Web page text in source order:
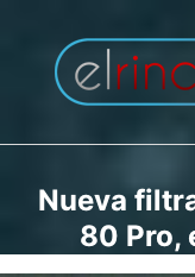
contenido
Nueva
80 Pro,